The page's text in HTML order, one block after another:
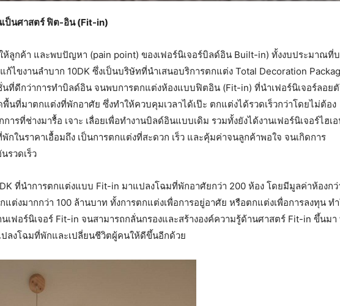
ป็นศาสตร์ ฟิต-อิน (Fit-in)
ห้ลูกค้า และพบปัญหา (pain point) ของเฟอร์นิเจอร์บิลด์อิน Built-in) ทั้งงบประมาณที่
ก้ไขงานลำบาก 10DK ซึ่งเป็นบริษัทที่นำเสนอบริการตกแต่ง Total Decoration
นที่ดีกว่าการทำบิลด์อิน จนพบการตกแต่งห้องแบบฟิตอิน (Fit-in) ที่นำเฟอร์นิเจอร์ลอย
นที่มาตกแต่งที่พักอาศัย ซึ่งทำให้ควบคุมเวลาได้เป๊ะ ตกแต่งได้รวดเร็วกว่าโดยไม่ต้อง
ารที่ช่างมารื้อ เจาะ เลื่อยเพื่อทำงานบิลด์อินแบบเดิม รวมทั้งยังได้งานเฟอร์นิเจอร์ไฮเ
ในราคาเอื้อมถึง เป็นการตกแต่งที่สะดวก เร็ว และคุ้มค่าจนลูกค้าพอใจ จนเกิดการ
รวดเร็ว
ที่นำการตกแต่งแบบ Fit-in มาแปลงโฉมที่พักอาศัยกว่า 200 ห้อง โดยมีมูลค่าห้องกว่
ต่งมากกว่า 100 ล้านบาท ทั้งการตกแต่งเพื่อการอยู่อาศัย หรือตกแต่งเพื่อการลงทุน ท
นเฟอร์นิเจอร์ Fit-in จนสามารถกลั่นกรองและสร้างองค์ความรู้ด้านศาสตร์ Fit-in ขึ้นมา
ลงโฉมที่พักและเปลี่ยนชีวิตผู้คนให้ดีขึ้นอีกด้วย